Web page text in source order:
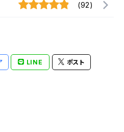
(92)
LINE ポスト